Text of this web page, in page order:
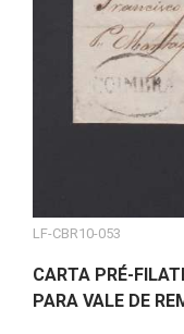
LF-CBR10-053
CARTA PRÉ-
PARA VALE DE